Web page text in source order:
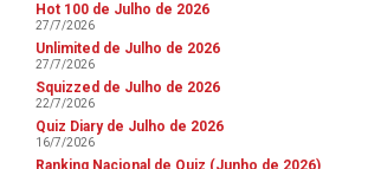
Hot 100 de Julho de 2026
27/7/2026
Unlimited de Julho de 2026
27/7/2026
Squizzed de Julho de 2026
22/7/2026
Quiz Diary de Julho de 2026
16/7/2026
Ranking Nacional de Quiz (Junho de 2026)